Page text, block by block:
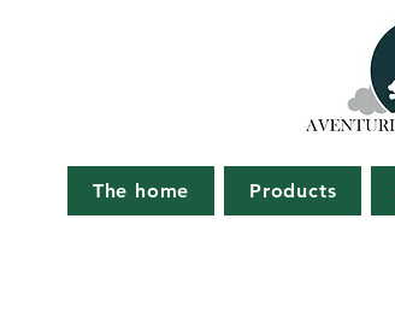
The home Products